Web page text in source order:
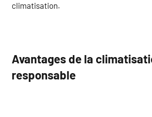
climatisation.
Avantages de la
responsable